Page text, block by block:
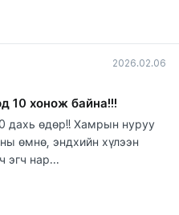
2026.02.06
10 хонож байна!!!
Хамрын нуруу
эгч нар...